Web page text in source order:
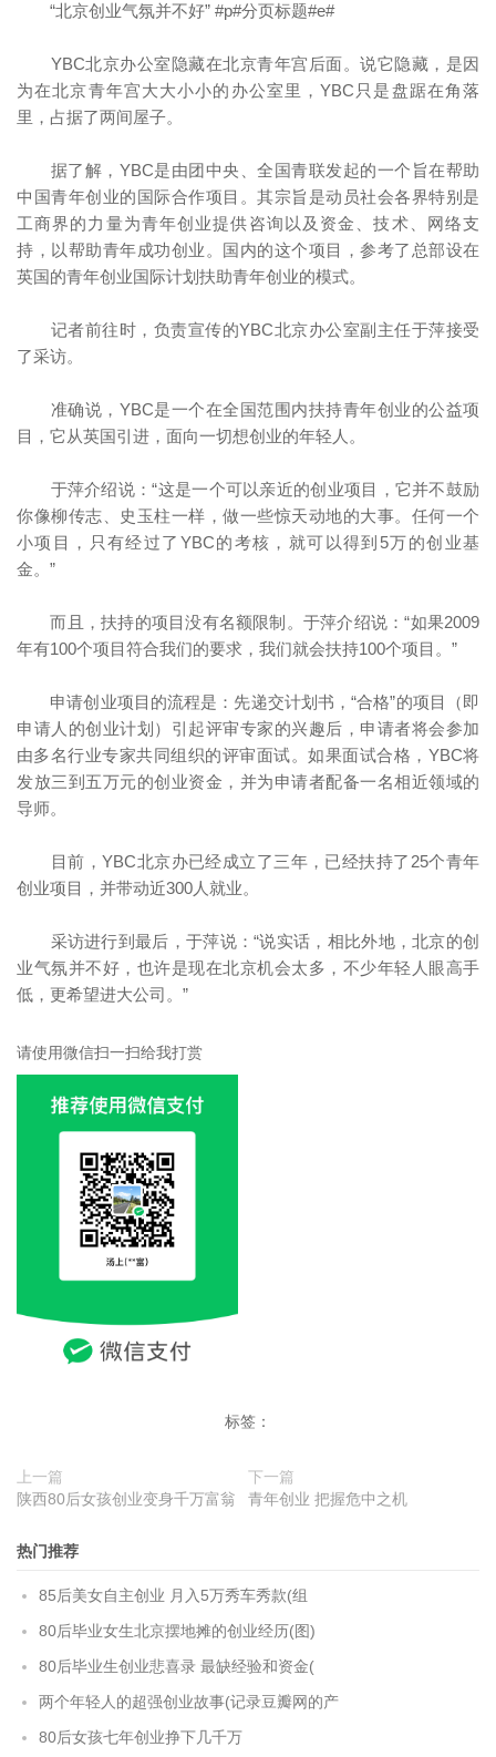
“北京创业气氛并不好” #p#分页标题#e#
YBC北京办公室隐藏在北京青年宫后面。说它隐藏，是因
为在北京青年宫大大小小的办公室里，YBC只是盘踞在角落
里，占据了两间屋子。
据了解，YBC是由团中央、全国青联发起的一个旨在帮助
中国青年创业的国际合作项目。其宗旨是动员社会各界特别是
工商界的力量为青年创业提供咨询以及资金、技术、网络支
持，以帮助青年成功创业。国内的这个项目，参考了总部设在
英国的青年创业国际计划扶助青年创业的模式。
记者前往时，负责宣传的YBC北京办公室副主任于萍接受
了采访。
准确说，YBC是一个在全国范围内扶持青年创业的公益项
目，它从英国引进，面向一切想创业的年轻人。
于萍介绍说：“这是一个可以亲近的创业项目，它并不鼓励
你像柳传志、史玉柱一样，做一些惊天动地的大事。任何一个
小项目，只有经过了YBC的考核，就可以得到5万的创业基
金。”
而且，扶持的项目没有名额限制。于萍介绍说：“如果2009
年有100个项目符合我们的要求，我们就会扶持100个项目。”
申请创业项目的流程是：先递交计划书，“合格”的项目（即
申请人的创业计划）引起评审专家的兴趣后，申请者将会参加
由多名行业专家共同组织的评审面试。如果面试合格，YBC将
发放三到五万元的创业资金，并为申请者配备一名相近领域的
导师。
目前，YBC北京办已经成立了三年，已经扶持了25个青年
创业项目，并带动近300人就业。
采访进行到最后，于萍说：“说实话，相比外地，北京的创
业气氛并不好，也许是现在北京机会太多，不少年轻人眼高手
低，更希望进大公司。”
请使用微信扫一扫给我打赏
标签：
上一篇
陕西80后女孩创业变身千万富翁
下一篇
青年创业 把握危中之机
热门推荐
85后美女自主创业 月入5万秀车秀款(组
80后毕业女生北京摆地摊的创业经历(图)
80后毕业生创业悲喜录 最缺经验和资金(
两个年轻人的超强创业故事(记录豆瓣网的产
80后女孩七年创业挣下几千万